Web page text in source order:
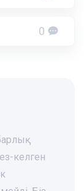
0
келген